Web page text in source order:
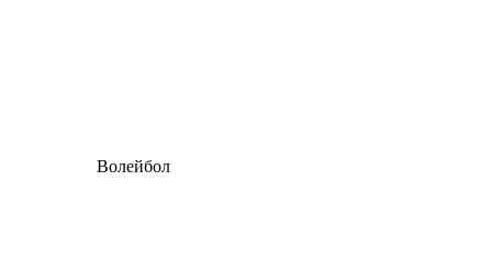
Волейбол